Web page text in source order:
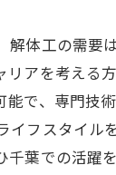
解体工の需要
リアを考える
で、専門技
イフスタイル
千葉での活躍